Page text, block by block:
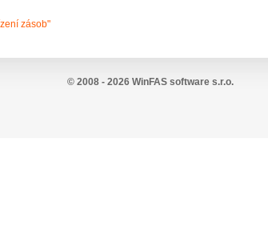
zásob"
© 2008 - 2026 WinFAS software s.r.o.